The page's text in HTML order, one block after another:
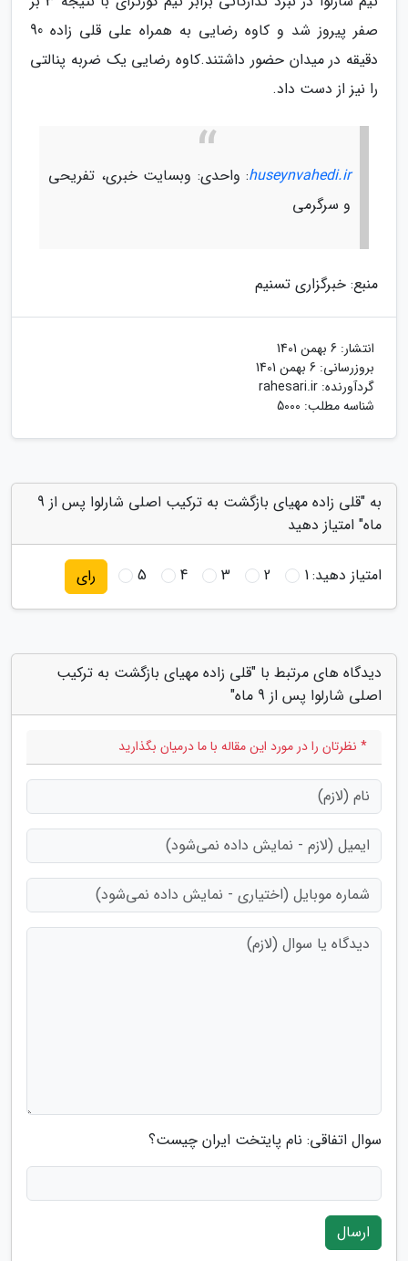
صفر پیروز شد و کاوه رضایی به همراه علی قلی زاده 90
دقیقه در میدان حضور داشتند.کاوه رضایی یک ضربه پنالتی
را نیز از دست داد.
huseynvahedi.ir: واحدی: وبسایت خبری، تفریحی
و سرگرمی
منبع: خبرگزاری تسنیم
انتشار: 6 بهمن 1401
بروزرسانی: 6 بهمن 1401
گردآورنده: rahesari.ir
شناسه مطلب: 5000
به "قلی زاده مهیای بازگشت به ترکیب اصلی شارلوا پس از 9
ماه" امتیاز دهید
امتیاز دهید:1
2
3
4
5 رای
دیدگاه های مرتبط با "قلی زاده مهیای بازگشت به ترکیب
اصلی شارلوا پس از 9 ماه"
* نظرتان را در مورد این مقاله با ما درمیان بگذارید
سوال اتفاقی: نام پایتخت ایران چیست؟
ارسال